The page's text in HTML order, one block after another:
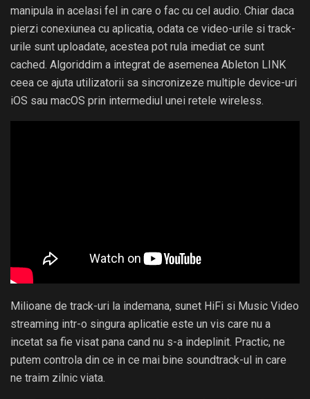
manipula in acelasi fel in care o fac cu cel audio. Chiar daca
pierzi conexiunea cu aplicatia, odata ce video-urile si track-
urile sunt uploadate, acestea pot rula imediat ce sunt
cached. Algoriddim a integrat de asemenea Ableton LINK
ceea ce ajuta utilizatorii sa sincronizeze multiple device-uri
iOS sau macOS prin intermediul unei retele wireless.
Milioane de track-uri la indemana, sunet HiFi si Music Video
streaming intr-o singura aplicatie este un vis care nu a
incetat sa fie visat pana cand nu s-a indeplinit. Practic, ne
putem controla din ce in ce mai bine soundtrack-ul in care
ne traim zilnic viata.